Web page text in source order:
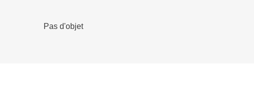
Pas d'objet